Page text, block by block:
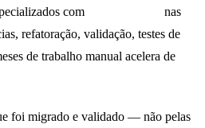
com
nas
refatoração, validação, testes de
de trabalho manual acelera de
foi migrado e validado — não pelas